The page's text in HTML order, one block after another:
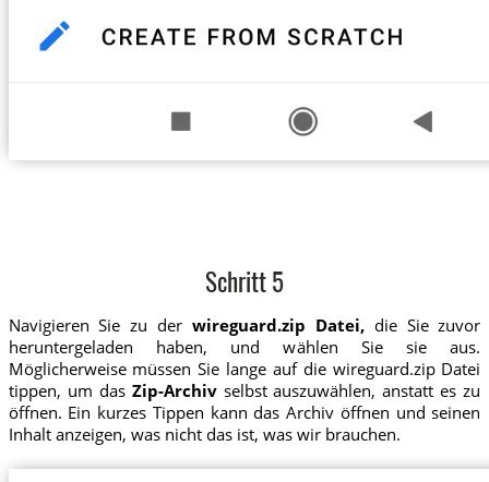
Schritt 5
Navigieren Sie zu der wireguard.zip Datei,die Sie zuvor
heruntergeladen haben, und wählen Sie sie aus.
Möglicherweise müssen Sie lange auf die wireguard.zip Datei
tippen, um das Zip-Archivselbst auszuwählen, anstatt es zu
öffnen. Ein kurzes Tippen kann das Archiv öffnen und seinen
Inhalt anzeigen, was nicht das ist, was wir brauchen.